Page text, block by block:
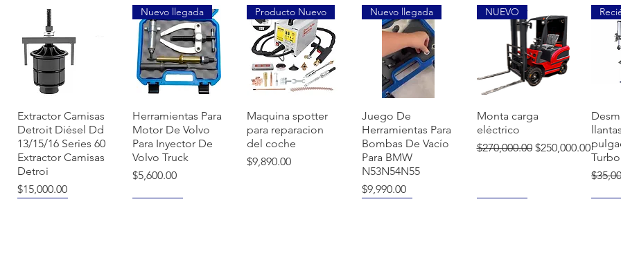
Vista rápida
Extractor Camisas
Detroit Diésel Dd
13/15/16 Series 60
Extractor Camisas
Detroi
Precio
$15,000.00
Vista rápida
Nuevo llegada
Herramientas Para
Motor De Volvo
Para Inyector De
Volvo Truck
Precio
$5,600.00
Vista rápida
Producto Nuevo
Maquina spotter
para reparacion
del coche
Precio
$9,890.00
Vista rápida
Nuevo llegada
Juego De
Herramientas Para
Bombas De Vacío
Para BMW
N53N54N55
Precio
$9,990.00
Vista rápida
NUEVO
Monta carga
eléctrico
Precio
$270,000.00 Precio de oferta
$250,000.00